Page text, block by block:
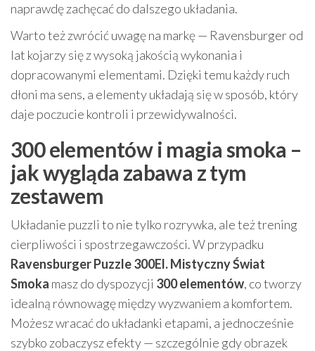
naprawdę zachęcać do dalszego układania.
Warto też zwrócić uwagę na markę — Ravensburger od
lat kojarzy się z wysoką jakością wykonania i
dopracowanymi elementami. Dzięki temu każdy ruch
dłoni ma sens, a elementy układają się w sposób, który
daje poczucie kontroli i przewidywalności.
300 elementów i magia smoka –
jak wygląda zabawa z tym
zestawem
Układanie puzzli to nie tylko rozrywka, ale też trening
cierpliwości i spostrzegawczości. W przypadku
Ravensburger Puzzle 300El. Mistyczny Świat
Smoka masz do dyspozycji 300 elementów, co tworzy
idealną równowagę między wyzwaniem a komfortem.
Możesz wracać do układanki etapami, a jednocześnie
szybko zobaczysz efekty — szczególnie gdy obrazek